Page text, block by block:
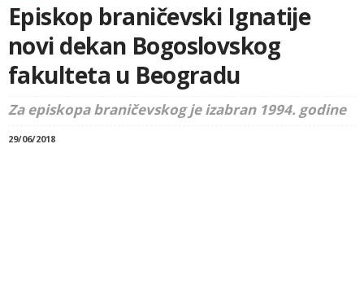
Episkop braničevski Ignatije
novi dekan Bogoslovskog
fakulteta u Beogradu
Za episkopa braničevskog je izabran 1994. godine
29/06/2018